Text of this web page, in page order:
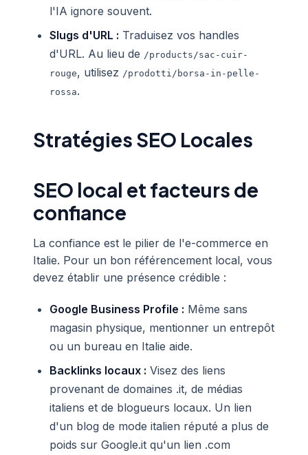
l'IA ignore souvent.
Slugs d'URL : Traduisez vos handles
d'URL. Au lieu de /products/sac-cuir-
rouge, utilisez /prodotti/borsa-in-pelle-
rossa.
Stratégies SEO Locales
SEO local et facteurs de
confiance
La confiance est le pilier de l'e-commerce en
Italie. Pour un bon référencement local, vous
devez établir une présence crédible :
Google Business Profile : Même sans
magasin physique, mentionner un entrepôt
ou un bureau en Italie aide.
Backlinks locaux : Visez des liens
provenant de domaines .it, de médias
italiens et de blogueurs locaux. Un lien
d'un blog de mode italien réputé a plus de
poids sur Google.it qu'un lien .com